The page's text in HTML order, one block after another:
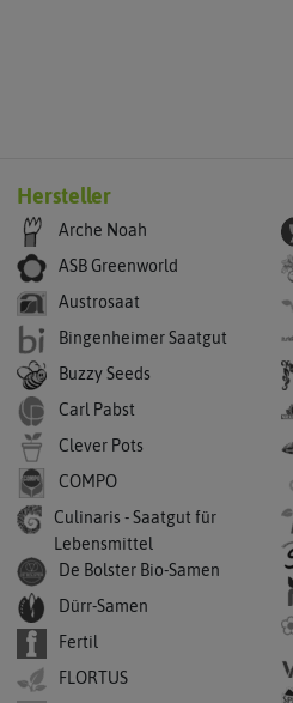
Hersteller
Arche Noah
ASB Greenworld
Austrosaat
Bingenheimer Saatgut
Buzzy Seeds
Carl Pabst
Clever Pots
COMPO
Culinaris - Saatgut für
Lebensmittel
De Bolster Bio-Samen
Dürr-Samen
Fertil
FLORTUS